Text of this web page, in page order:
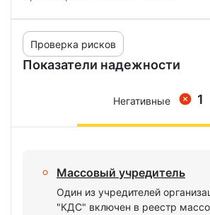
Показатели надежности
Проверка рисков
1
Негативные
Массовый учредитель
Один из учредителей
"КДС" включен в реестр